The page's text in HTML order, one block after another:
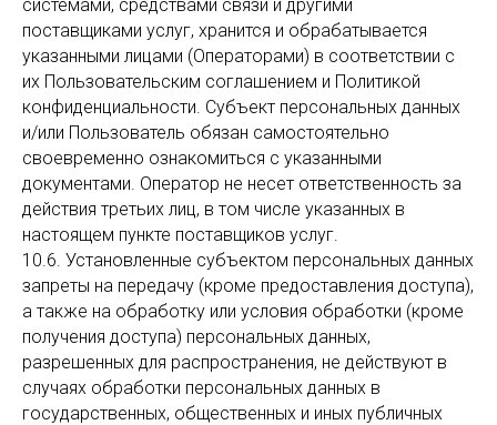
системами, средствами связи и другими
поставщиками услуг, хранится и обрабатывается
указанными лицами (Операторами) в соответствии с
их Пользовательским соглашением и Политикой
конфиденциальности. Субъект персональных данных
и/или Пользователь обязан самостоятельно
своевременно ознакомиться с указанными
документами. Оператор не несет ответственность за
действия третьих лиц, в том числе указанных в
настоящем пункте поставщиков услуг.
10.6. Установленные субъектом персональных данных
запреты на передачу (кроме предоставления доступа),
а также на обработку или условия обработки (кроме
получения доступа) персональных данных,
разрешенных для распространения, не действуют в
случаях обработки персональных данных в
государственных, общественных и иных публичных